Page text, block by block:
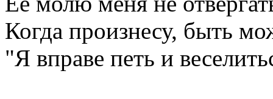
Когда произнесу, быть
"Я вправе петь и